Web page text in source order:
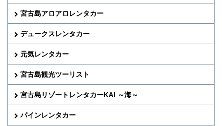
宮古島アロアロレンタカー
デュークスレンタカー
元気レンタカー
宮古島観光ツーリスト
宮古島リゾートレンタカーKAI ～海～
パインレンタカー